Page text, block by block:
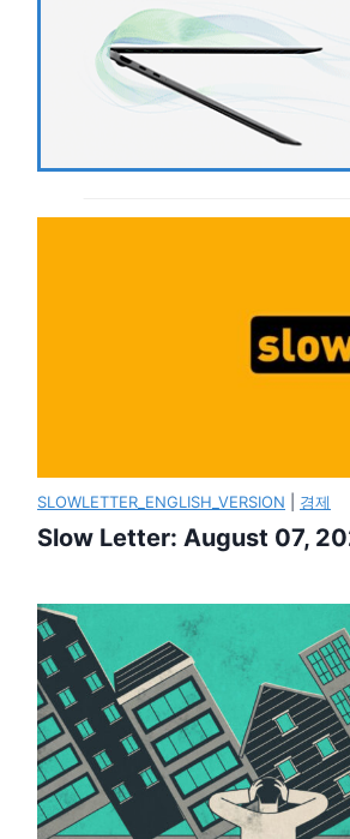
SLOWLETTER_ENGLISH_VERSION 경제
Slow Letter: August 07,